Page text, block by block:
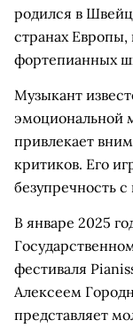
родился в
странах Европы,
фортепианных
Музыкант
эмоциональной
привлекает
критиков. Его
безупречность
В январе 2025
фестиваля
Алексеем
представляет